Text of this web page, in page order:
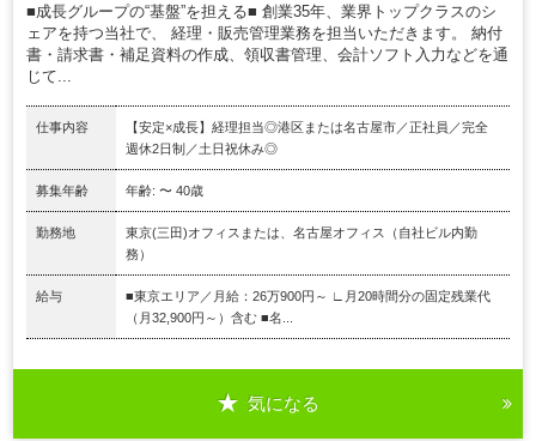
■成長グループの“基盤”を担える■ 創業35年、業界トップクラスのシ
ェアを持つ当社で、 経理・販売管理業務を担当いただきます。 納付
書・請求書・補足資料の作成、領収書管理、会計ソフト入力などを通
じて...
仕事内容
【安定×成長】経理担当◎港区または名古屋市／正社員／完全
週休2日制／土日祝休み◎
募集年齢 年齢: 〜 40歳
勤務地
東京(三田)オフィスまたは、名古屋オフィス（自社ビル内勤
務）
給与
■東京エリア／月給：26万900円～ ∟月20時間分の固定残業代
（月32,900円～）含む ■名...
気になる